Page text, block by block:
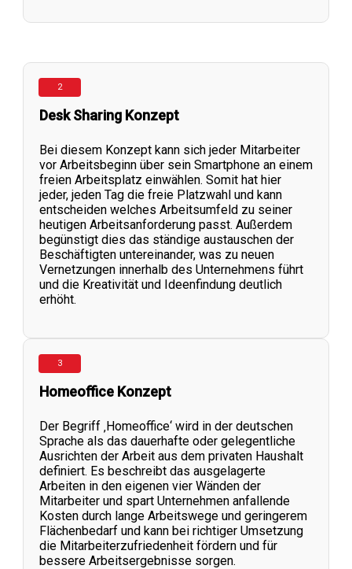
2
Desk Sharing Konzept
Bei diesem Konzept kann sich jeder Mitarbeiter
vor Arbeitsbeginn über sein Smartphone an einem
freien Arbeitsplatz einwählen. Somit hat hier
jeder, jeden Tag die freie Platzwahl und kann
entscheiden welches Arbeitsumfeld zu seiner
heutigen Arbeitsanforderung passt. Außerdem
begünstigt dies das ständige austauschen der
Beschäftigten untereinander, was zu neuen
Vernetzungen innerhalb des Unternehmens führt
und die Kreativität und Ideenfindung deutlich
erhöht.
3
Homeoffice Konzept
Der Begriff ‚Homeoffice‘ wird in der deutschen
Sprache als das dauerhafte oder gelegentliche
Ausrichten der Arbeit aus dem privaten Haushalt
definiert. Es beschreibt das ausgelagerte
Arbeiten in den eigenen vier Wänden der
Mitarbeiter und spart Unternehmen anfallende
Kosten durch lange Arbeitswege und geringerem
Flächenbedarf und kann bei richtiger Umsetzung
die Mitarbeiterzufriedenheit fördern und für
bessere Arbeitsergebnisse sorgen.